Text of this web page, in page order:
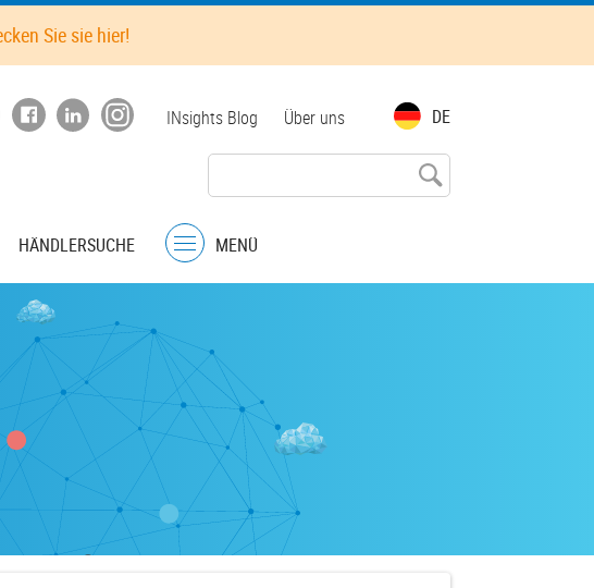
Sie sie hier!
DE
Top
INsights Blog Über uns
HÄNDLERSUCHE
Menu
MENÜ